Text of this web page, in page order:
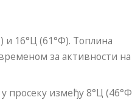
и 16°Ц (61°Ф). Топлина
за активности на
просеку између 8°Ц